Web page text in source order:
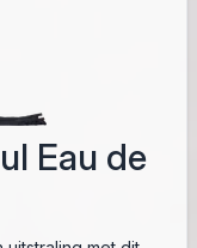
Eau de